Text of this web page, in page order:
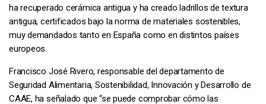
ha recuperado cerámica antigua y ha creado ladrillos de textura
antigua, certificados bajo la norma de materiales sostenibles,
muy demandados tanto en España como en distintos países
europeos.
Francisco José Rivero, responsable del departamento de
Seguridad Alimentaria, Sostenibilidad, Innovación y Desarrollo de
CAAE, ha señalado que “se puede comprobar cómo las